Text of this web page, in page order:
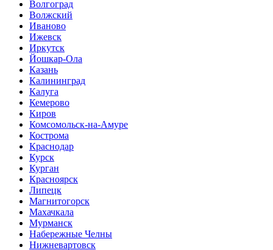
Волгоград
Волжский
Иваново
Ижевск
Иркутск
Йошкар-Ола
Казань
Калининград
Калуга
Кемерово
Киров
Комсомольск-на-Амуре
Кострома
Краснодар
Курск
Курган
Красноярск
Липецк
Магнитогорск
Махачкала
Мурманск
Набережные Челны
Нижневартовск